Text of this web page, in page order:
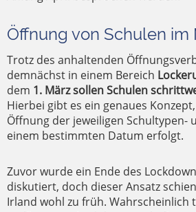
Öffnung von Schulen im
Trotz des anhaltenden
demnächst in einem Bereich
dem 1. März sollen Schulen
Hierbei gibt es ein genaues
Öffnung der jeweiligen Schultypen-
einem bestimmten Datum erfolgt.
Zuvor wurde ein Ende des
diskutiert, doch dieser Ansatz
Irland wohl zu früh. Wahrscheinlich